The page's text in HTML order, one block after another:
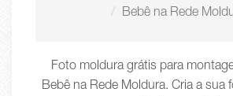
Bebê na Rede
Foto moldura grátis para
Bebê na Rede Moldura. Cria a sua